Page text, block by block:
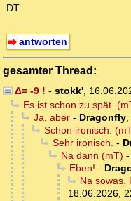
DT
antworten
gesamter Thread:
Δ= -9 ! - stokk',
Es ist schon zu spät.
Ja, aber- Dragonfly,
Schon ironisch:
Sehr ironisch. -
Na dann (mT) -
Eben! -
Na sowas.
18.06.2026,